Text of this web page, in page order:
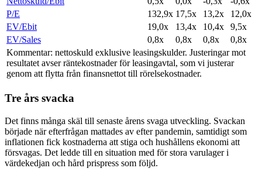
P/E
132,9x 17,5x 13,2x
12,0x
EV/Ebit
19,0x 13,4x 10,4x
9,5x
EV/Sales
0,8x 0,8x 0,8x
0,8x
Kommentar: nettoskuld exklusive leasingskulder. Justeringar mot
resultatet avser räntekostnader för leasingavtal, som vi justerar
genom att flytta från finansnettot till rörelsekostnader.
Tre års svacka
Det finns många skäl till senaste årens svaga utveckling. Svackan
började när efterfrågan mattades av efter pandemin, samtidigt som
inflationen fick kostnaderna att stiga och hushållens ekonomi att
försvagas. Det ledde till en situation med för stora varulager i
värdekedjan och hård prispress som följd.